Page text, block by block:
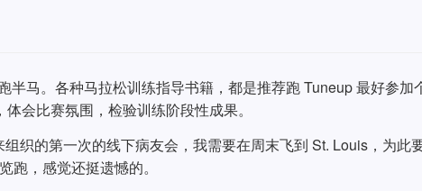
半马。各种马拉松训练指导书籍，都是推荐跑 Tuneup 最好参加
会比赛氛围，检验训练阶段性成果。
组织的第一次的线下病友会，我需要在周末飞到 St. Louis，为此
跑，感觉还挺遗憾的。